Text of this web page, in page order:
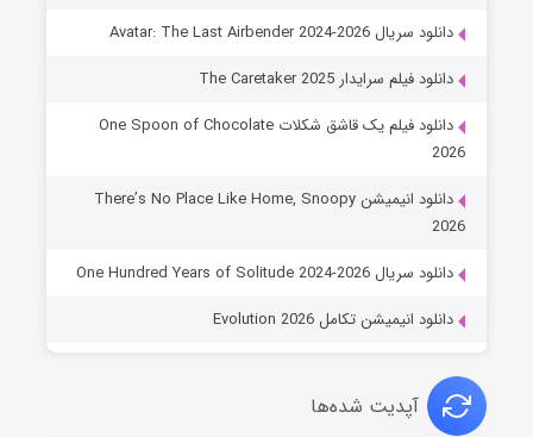
دانلود سریال Avatar: The Last Airbender 2024-2026
دانلود فیلم سرایدار The Caretaker 2025
دانلود فیلم یک قاشق شکلات One Spoon of Chocolate
2026
دانلود انیمیشن There’s No Place Like Home, Snoopy
2026
دانلود سریال One Hundred Years of Solitude 2024-2026
دانلود انیمیشن تکامل Evolution 2026
آپدیت شده‌ها